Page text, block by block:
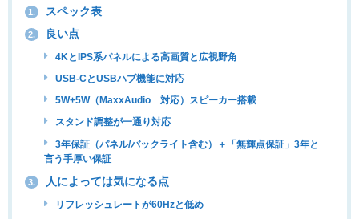
1. スペック表
2. 良い点
4KとIPS系パネルによる高画質と広視野角
USB-CとUSBハブ機能に対応
5W+5W（MaxxAudio®対応）スピーカー搭載
スタンド調整が一通り対応
3年保証（パネル/バックライト含む）＋「無輝点保証」3年と
言う手厚い保証
3. 人によっては気になる点
リフレッシュレートが60Hzと低め